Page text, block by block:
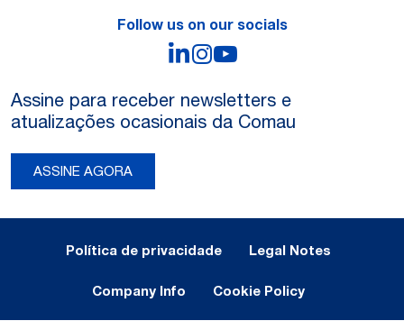
Follow us on our socials
LinkedIn
Instagram
Assine para receber newsletters e
atualizações ocasionais da Comau
ASSINE AGORA
Política de privacidade Legal Notes
Company Info Cookie Policy